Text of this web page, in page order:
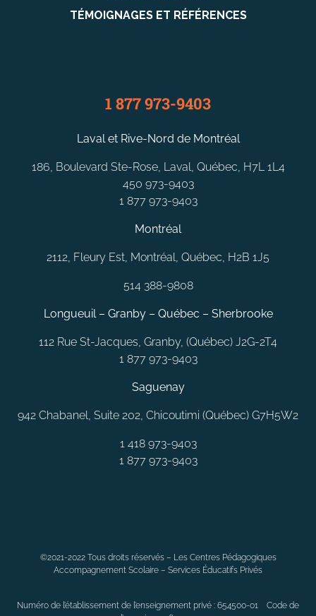
TÉMOIGNAGES ET RÉFÉRENCES
1 877 973-9403
Laval et Rive-Nord de Montréal
186, Boulevard Ste-Rose, Laval, Québec, H7L 1L4
450 973-9403
1 877 973-9403
Montréal
2112, Fleury Est, Montréal, Québec, H2B 1J5
514 388-9808
Longueuil – Granby – Québec – Sherbrooke
112 Rue St-Jacques, Granby, (Québec) J2G-2T4
1 877 973-9403
Saguenay
942 Chabanel, Suite 202, Chicoutimi (Québec) G7H5W2
1 418 973-9403
1 877 973-9403
CHAMBLY
LONGUEUIL BELOEIL LAVALTRIE
JOLIETTE
VARENNES CHÂTEAUGUAY
©2021-2022 Tous droits réservés – Les Centres Pédagogiques
Accompagnement Scolaire – Services Éducatifs Privés
Numéro de l’établissement de l’enseignement privé : 654500-01 Code de